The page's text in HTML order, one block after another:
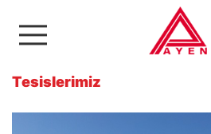
Ayen Enerji A.Ş
Tesislerimiz